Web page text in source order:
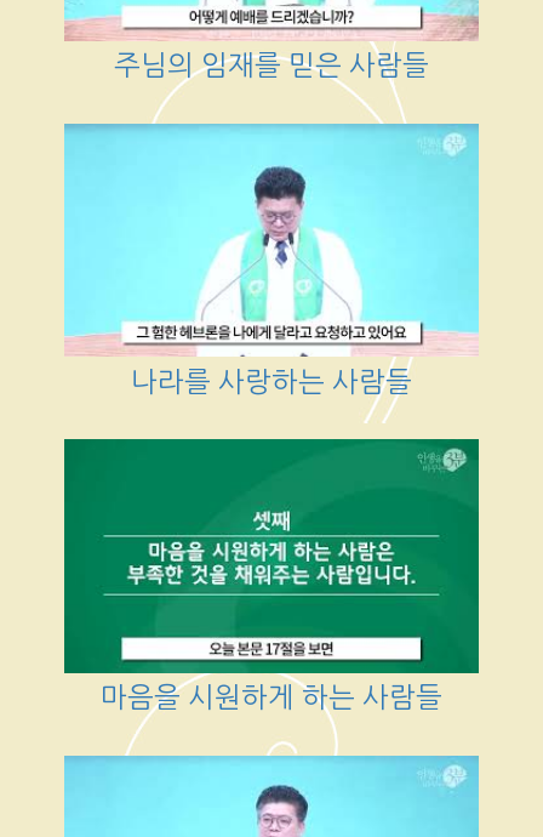
주님의 임재를 믿은 사람들
나라를 사랑하는 사람들
마음을 시원하게 하는 사람들